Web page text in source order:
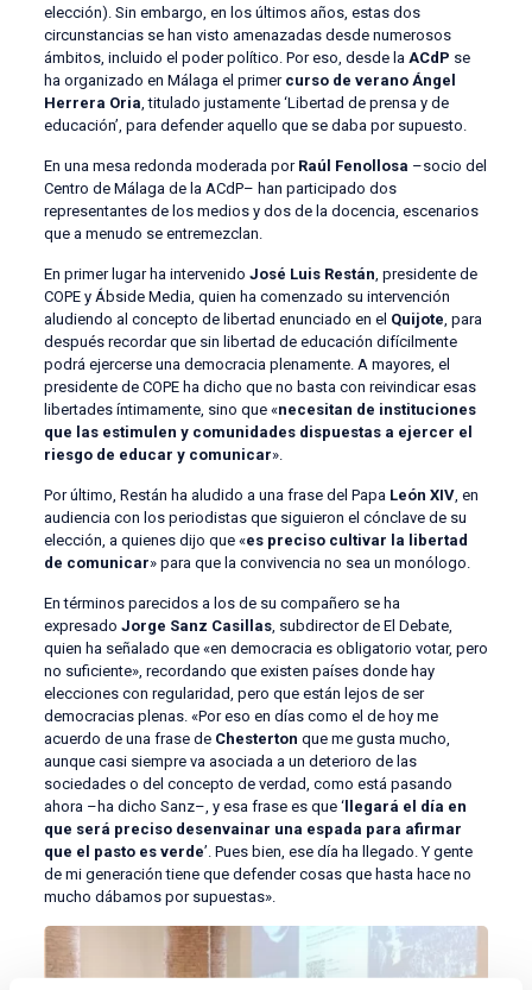
elección). Sin embargo, en los últimos años, estas dos
circunstancias se han visto amenazadas desde numerosos
ámbitos, incluido el poder político. Por eso, desde la ACdP se
ha organizado en Málaga el primer curso de verano Ángel
Herrera Oria, titulado justamente ‘Libertad de prensa y de
educación’, para defender aquello que se daba por supuesto.
En una mesa redonda moderada por Raúl Fenollosa –socio del
Centro de Málaga de la ACdP– han participado dos
representantes de los medios y dos de la docencia, escenarios
que a menudo se entremezclan.
En primer lugar ha intervenido José Luis Restán, presidente de
COPE y Ábside Media, quien ha comenzado su intervención
aludiendo al concepto de libertad enunciado en el Quijote, para
después recordar que sin libertad de educación difícilmente
podrá ejercerse una democracia plenamente. A mayores, el
presidente de COPE ha dicho que no basta con reivindicar esas
libertades íntimamente, sino que «necesitan de instituciones
que las estimulen y comunidades dispuestas a ejercer el
riesgo de educar y comunicar».
Por último, Restán ha aludido a una frase del Papa León XIV, en
audiencia con los periodistas que siguieron el cónclave de su
elección, a quienes dijo que «es preciso cultivar la libertad
de comunicar» para que la convivencia no sea un monólogo.
En términos parecidos a los de su compañero se ha
expresado Jorge Sanz Casillas, subdirector de El Debate,
quien ha señalado que «en democracia es obligatorio votar, pero
no suficiente», recordando que existen países donde hay
elecciones con regularidad, pero que están lejos de ser
democracias plenas. «Por eso en días como el de hoy me
acuerdo de una frase de Chesterton que me gusta mucho,
aunque casi siempre va asociada a un deterioro de las
sociedades o del concepto de verdad, como está pasando
ahora –ha dicho Sanz–, y esa frase es que ‘llegará el día en
que será preciso desenvainar una espada para afirmar
que el pasto es verde’. Pues bien, ese día ha llegado. Y gente
de mi generación tiene que defender cosas que hasta hace no
mucho dábamos por supuestas».